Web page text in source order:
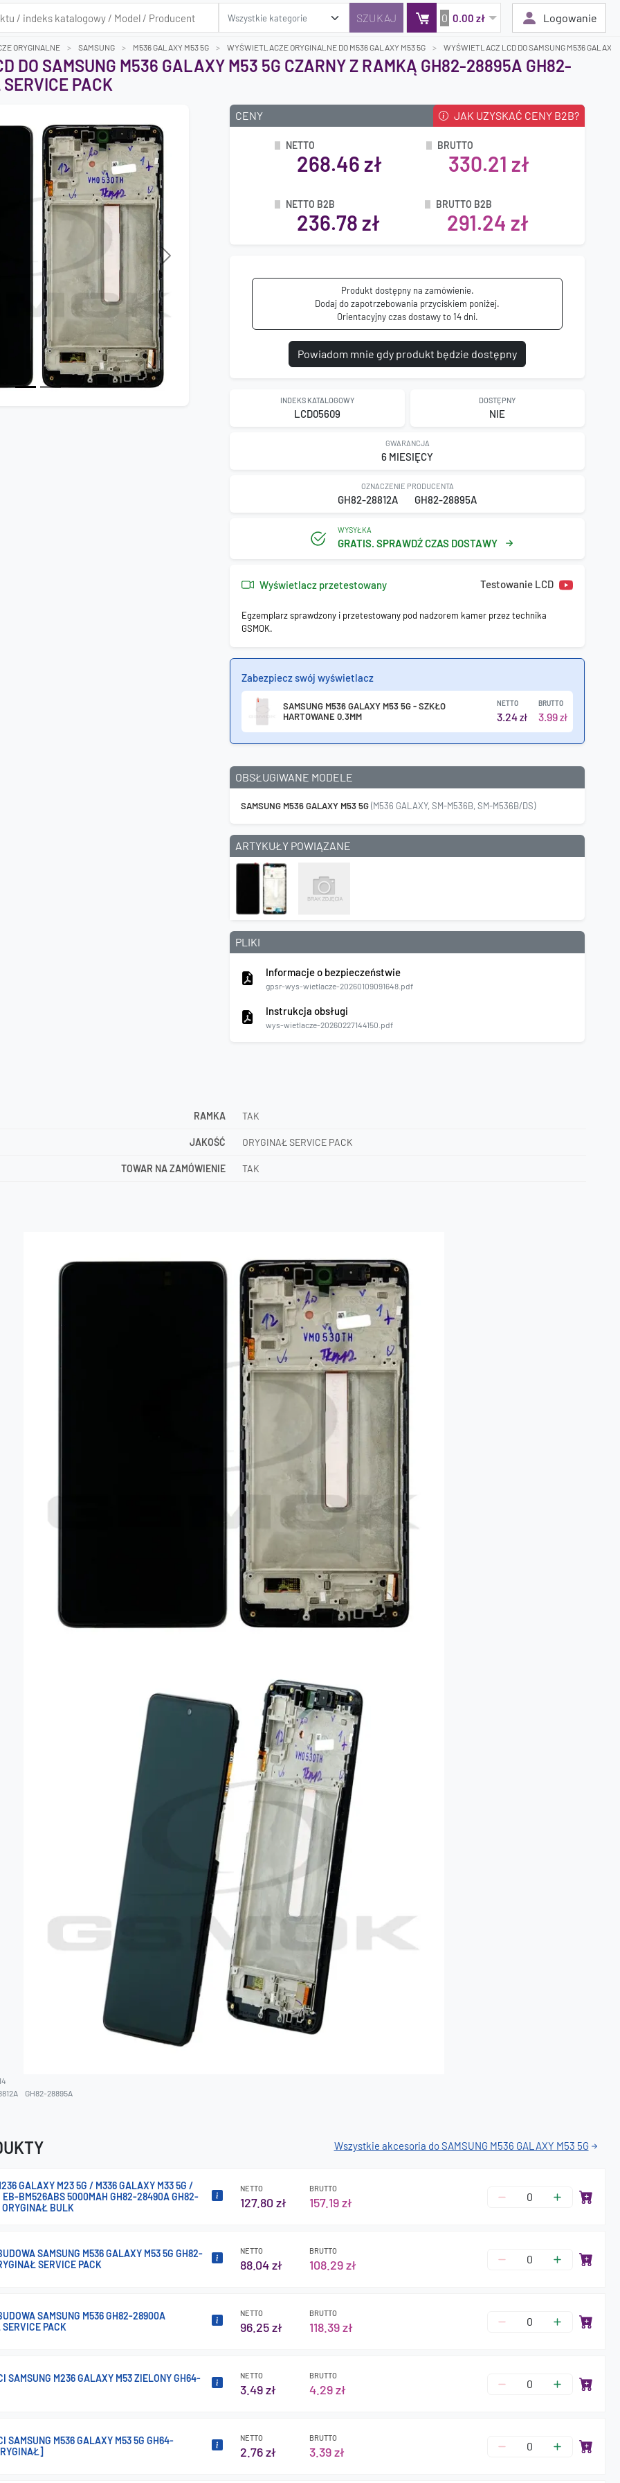
0 0.00 zł Logowanie
Dodaj produkty, aby kontynuować.
ORYGINALNE SAMSUNG M536 GALAXY M53 5G WYŚWIETLACZE ORYGINALNE DO M536 GALAXY M53 5G WYŚWIETLACZ LCD DO SAMSUNG M536 GALAXY
DO SAMSUNG M536 GALAXY M53 5G CZARNY Z RAMKĄ GH82-28895A GH82-
PACK
Next
CENY JAK UZYSKAĆ CENY B2B?
NETTO
268.46 zł
BRUTTO
330.21 zł
NETTO B2B
236.78 zł
BRUTTO B2B
291.24 zł
Produkt dostępny na zamówienie.
Dodaj do zapotrzebowania przyciskiem poniżej.
Orientacyjny czas dostawy to 14 dni.
Powiadom mnie gdy produkt będzie dostępny
INDEKS KATALOGOWY
LCD05609
DOSTĘPNY
NIE
GWARANCJA
6 MIESIĘCY
OZNACZENIE PRODUCENTA
GH82-28812A GH82-28895A
WYSYŁKA
GRATIS. SPRAWDŹ CZAS DOSTAWY
Wyświetlacz przetestowany Testowanie LCD
Egzemplarz sprawdzony i przetestowany pod nadzorem kamer przez technika
GSMOK.
Zabezpiecz swój wyświetlacz
SAMSUNG M536 GALAXY M53 5G - SZKŁO
HARTOWANE 0.3MM
NETTO
3.24zł
BRUTTO
3.99zł
OBSŁUGIWANE MODELE
SAMSUNG M536 GALAXY M53 5G(M536 GALAXY, SM-M536B, SM-M536B/DS)
ARTYKUŁY POWIĄZANE
PLIKI
Informacje o bezpieczeństwie
gpsr-wys-wietlacze-20260109091648.pdf
Instrukcja obsługi
wys-wietlacze-20260227144150.pdf
RAMKA TAK
JAKOŚĆ ORYGINAŁ SERVICE PACK
TOWAR NA ZAMÓWIENIE TAK
GH82-28895A
Wszystkie akcesoria do SAMSUNG M536 GALAXY M53 5G
GALAXY M23 5G / M336 GALAXY M33 5G /
EB-BM526ABS 5000MAH GH82-28490A GH82-
BULK
NETTO
127.80 zł
BRUTTO
157.19 zł
SAMSUNG M536 GALAXY M53 5G GH82-
SERVICE PACK
NETTO
88.04 zł
BRUTTO
108.29 zł
SAMSUNG M536 GH82-28900A
PACK
NETTO
96.25 zł
BRUTTO
118.39 zł
SAMSUNG M236 GALAXY M53 ZIELONY GH64- NETTO
3.49 zł
BRUTTO
4.29 zł
SAMSUNG M536 GALAXY M53 5G GH64-
NETTO
2.76 zł
BRUTTO
3.39 zł